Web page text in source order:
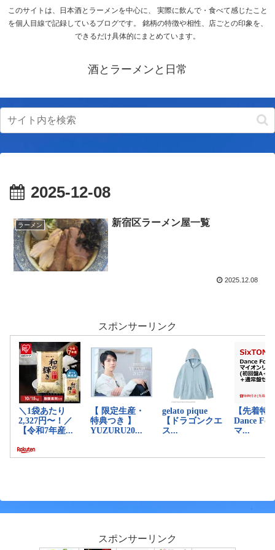
このサイトは、日本酒とラーメンを中心に、 実際に飲んで・食べて感じたこと
を個人目線で記録しているブログです。 銘柄の特徴や相性、店ごとの印象を、
できるだけ具体的にまとめています。
酒とラーメンと日常
2025-12-08
ラーメン 新宿区ラーメン屋一覧
2025.12.08
スポンサーリンク
スポンサーリンク